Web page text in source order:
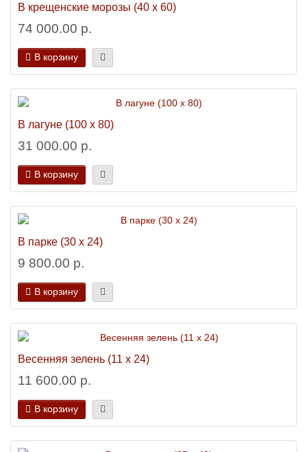
В крещенские морозы (40 х 60)
74 000.00 р.
В корзину
В лагуне (100 х 80)
31 000.00 р.
В корзину
В парке (30 х 24)
9 800.00 р.
В корзину
Весенняя зелень (11 х 24)
11 600.00 р.
В корзину